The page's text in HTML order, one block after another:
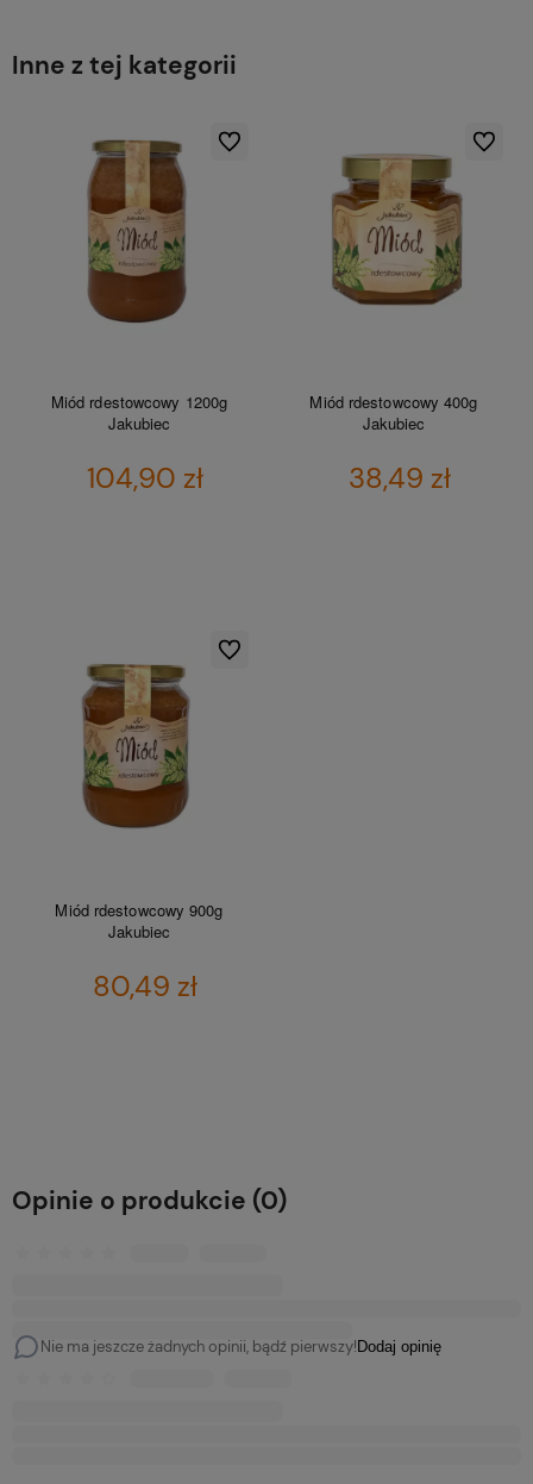
Inne z tej kategorii
Miód rdestowcowy 1200g
Jakubiec
104,90 zł
Do ulubionych
Miód rdestowcowy 400g
Jakubiec
38,49 zł
Do
Miód rdestowcowy 900g
Jakubiec
80,49 zł
Do ulubionych
Opinie o produkcie (0)
Nie ma jeszcze żadnych opinii, bądź pierwszy! Dodaj opinię